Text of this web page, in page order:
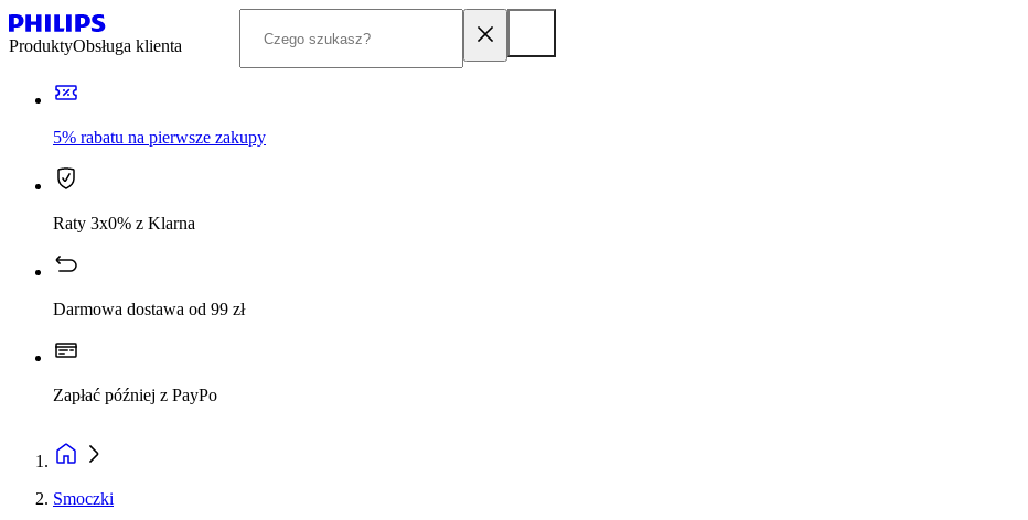
ProduktyObsługa klienta
5% rabatu na pierwsze zakupy
Raty 3x0% z Klarna
Darmowa dostawa od 99 zł
Zapłać później z PayPo
Smoczki